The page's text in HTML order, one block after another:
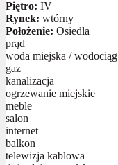
Piętro: IV
Rynek: wtórny
Położenie: Osiedla
prąd
woda miejska / wodociąg
gaz
kanalizacja
ogrzewanie miejskie
meble
salon
internet
balkon
telewizja kablowa